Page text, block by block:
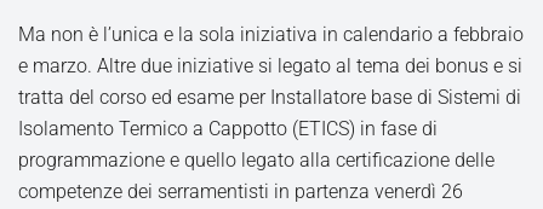
Ma non è l’unica e la sola iniziativa in calendario a febbraio
e marzo. Altre due iniziative si legato al tema dei bonus e si
tratta del corso ed esame per Installatore base di Sistemi di
Isolamento Termico a Cappotto (ETICS) in fase di
programmazione e quello legato alla certificazione delle
competenze dei serramentisti in partenza venerdì 26